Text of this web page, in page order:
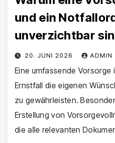
und ein
unverzichtbar
20. JUNI 2026 ADMIN
Eine umfassende Vorsorge
Ernstfall die eigenen
zu gewährleisten.
Erstellung von
die alle relevanten